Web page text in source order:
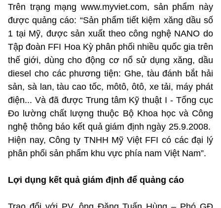
Trên trạng mạng www.myviet.com, sản phẩm này
được quảng cáo: “Sản phẩm tiết kiệm xăng dầu số
1 tại Mỹ, được sản xuất theo công nghệ NANO do
Tập đoàn FFI Hoa Kỳ phân phối nhiều quốc gia trên
thế giới, dùng cho động cơ nổ sử dụng xăng, dầu
diesel cho các phương tiện: Ghe, tàu đánh bắt hải
sản, sà lan, tàu cao tốc, môtô, ôtô, xe tải, máy phát
điện... Và đã được Trung tâm Kỹ thuật I - Tổng cục
Đo lường chất lượng thuộc Bộ Khoa học và Công
nghệ thông báo kết quả giám định ngày 25.9.2008.
Hiện nay, Công ty TNHH Mỹ Việt FFI có các đại lý
phân phối sản phẩm khu vực phía nam Việt Nam”.
Lợi dụng kết quả giám định để quảng cáo